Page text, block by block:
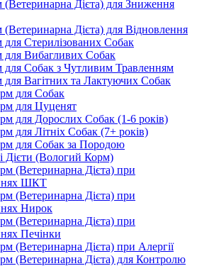
Дієта) для Зниження
Дієта) для Відновлення
Стерилізованих Собак
Вибагливих Собак
Собак з Чутливим Травленням
Вагітних та Лактуючих Собак
для Собак
для Цуценят
для Дорослих Собак (1-6 років)
для Літніх Собак (7+ років)
для Собак за Породою
Дієти (Вологий Корм)
(Ветеринарна Дієта) при
ШКТ
(Ветеринарна Дієта) при
Нирок
(Ветеринарна Дієта) при
Печінки
(Ветеринарна Дієта) при Алергії
(Ветеринарна Дієта) для Контролю